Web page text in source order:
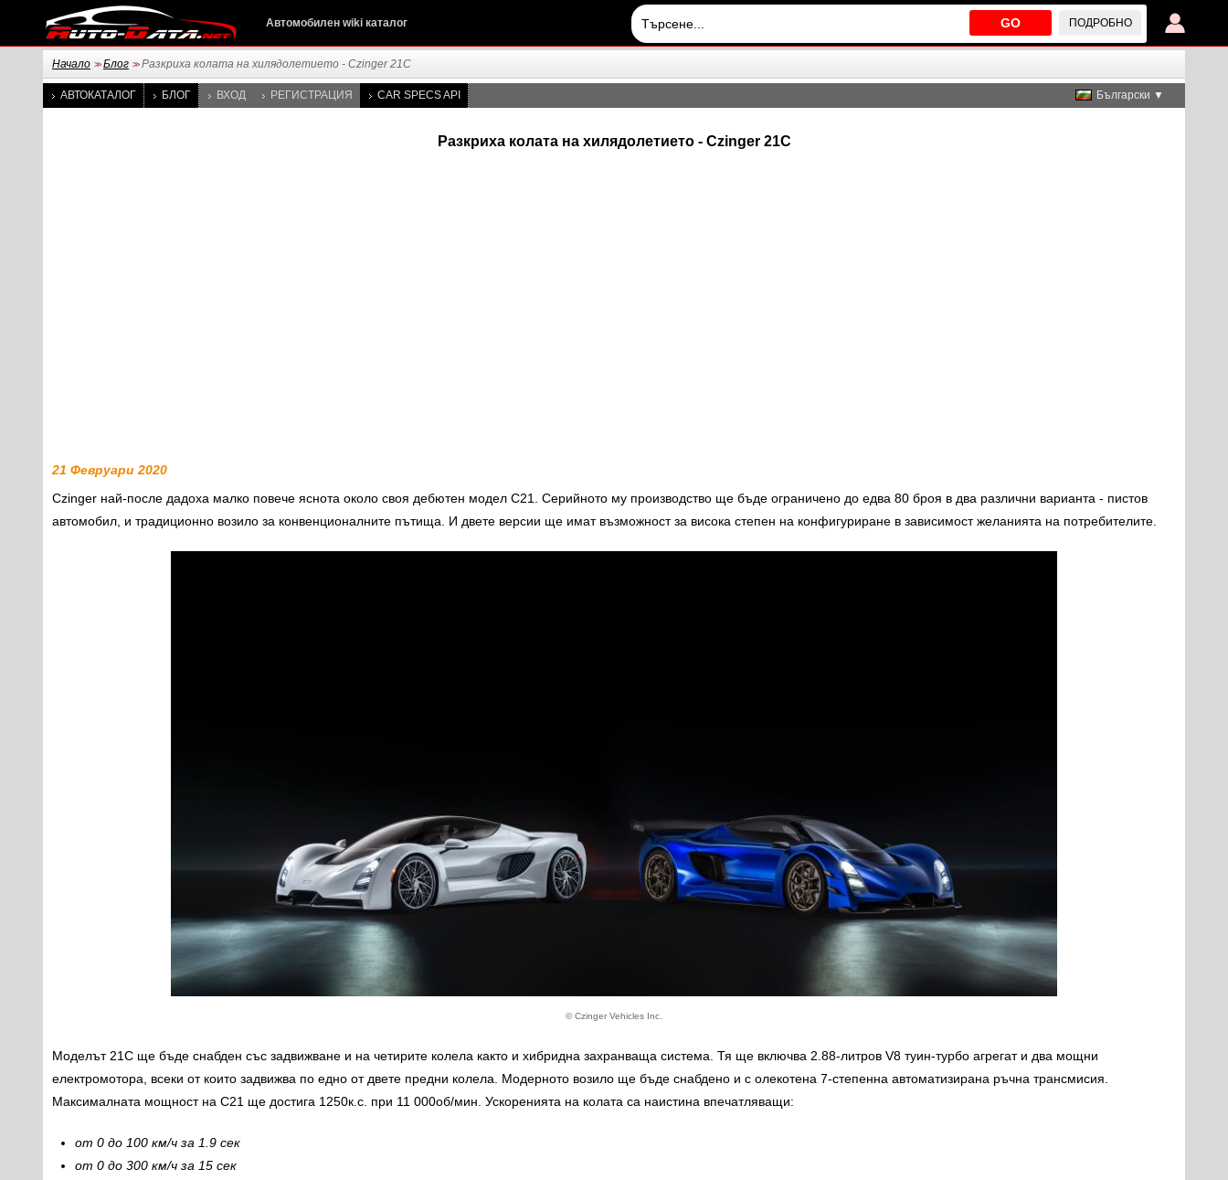
GO ПОДРОБНО
Автомобилен wiki каталог
Начало >> Блог >> Разкриха колата на хилядолетието - Czinger 21C
АВТОКАТАЛОГ БЛОГ ВХОД РЕГИСТРАЦИЯ CAR SPECS API Български ▼
Разкриха колата на хилядолетието - Czinger 21C
21 Февруари 2020
Czinger най-после дадоха малко повече яснота около своя дебютен модел C21. Серийното му производство ще бъде ограничено до едва 80 броя в два различни варианта - пистов
автомобил, и традиционно возило за конвенционалните пътища. И двете версии ще имат възможност за висока степен на конфигуриране в зависимост желанията на потребителите.
© Czinger Vehicles Inc.
Моделът 21C ще бъде снабден със задвижване и на четирите колела както и хибридна захранваща система. Тя ще включва 2.88-литров V8 туин-турбо агрегат и два мощни
електромотора, всеки от които задвижва по едно от двете предни колела. Модерното возило ще бъде снабдено и с олекотена 7-степенна автоматизирана ръчна трансмисия.
Максималната мощност на C21 ще достига 1250к.с. при 11 000об/мин. Ускоренията на колата са наистина впечатляващи:
от 0 до 100 км/ч за 1.9 сек
от 0 до 300 км/ч за 15 сек